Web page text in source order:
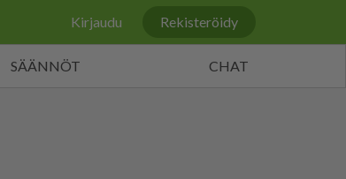
Kirjaudu Rekisteröidy
SÄÄNNÖT CHAT